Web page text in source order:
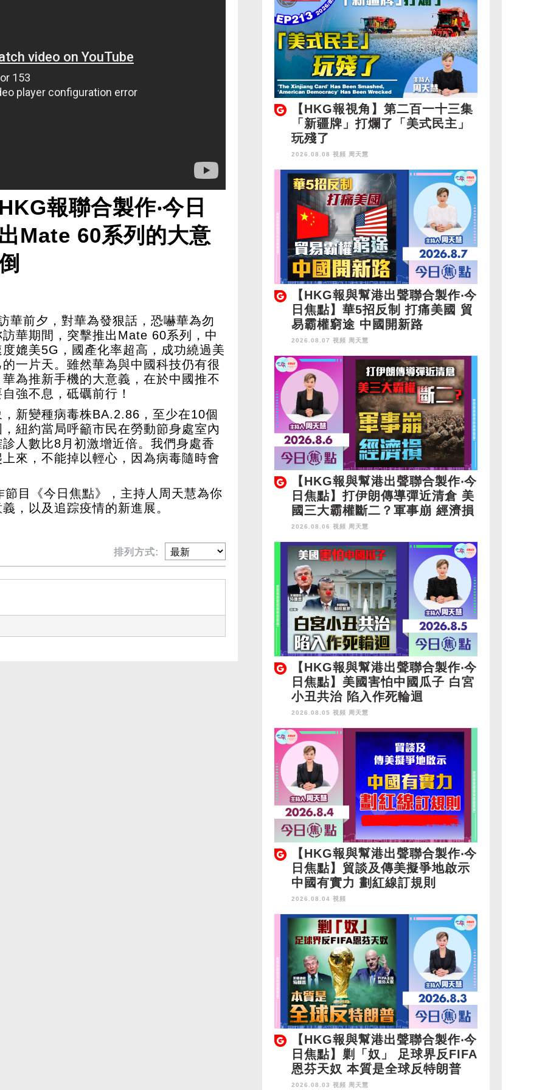
報聯合製作‧今日
Mate 60系列的大意
華前夕，對華為發狠話，恐嚇華為勿
華期間，突擊推出Mate 60系列，中
媲美5G，國產化率超高，成功繞過美
一片天。雖然華為與中國科技仍有很
為推新手機的大意義，在於中國推不
強不息，砥礪前行！
新變種病毒株BA.2.86，至少在10個
紐約當局呼籲市民在勞動節身處室內
人數比8月初激增近倍。我們身處香
來，不能掉以輕心，因為病毒隨時會
目《今日焦點》，主持人周天慧為你
，以及追踪疫情的新進展。
排列方式:
【HKG報視角】第二百一十三集
「新疆牌」打爛了「美式民主」
玩殘了
2026.08.08 視頻 周天慧
【HKG報與幫港出聲聯合製作‧今
日焦點】華5招反制 打痛美國 貿
易霸權窮途 中國開新路
2026.08.07 視頻 周天慧
【HKG報與幫港出聲聯合製作‧今
日焦點】打伊朗傳導彈近清倉 美
國三大霸權斷二？軍事崩 經濟損
2026.08.06 視頻 周天慧
【HKG報與幫港出聲聯合製作‧今
日焦點】美國害怕中國瓜子 白宮
小丑共治 陷入作死輪迴
2026.08.05 視頻 周天慧
【HKG報與幫港出聲聯合製作‧今
日焦點】貿談及傳美擬爭地啟示
中國有實力 劃紅線訂規則
2026.08.04 視頻
【HKG報與幫港出聲聯合製作‧今
日焦點】剿「奴」 足球界反FIFA
恩芬天奴 本質是全球反特朗普
2026.08.03 視頻 周天慧